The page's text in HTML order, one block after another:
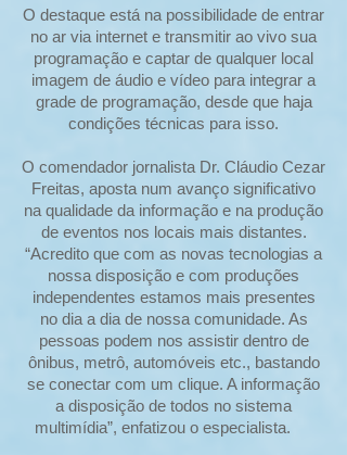
O destaque está na possibilidade de entrar
no ar via internet e transmitir ao vivo sua
programação e captar de qualquer local
imagem de áudio e vídeo para integrar a
grade de programação, desde que haja
condições técnicas para isso.
O comendador jornalista Dr. Cláudio Cezar
Freitas, aposta num avanço significativo
na qualidade da informação e na produção
de eventos nos locais mais distantes.
“Acredito que com as novas tecnologias a
nossa disposição e com produções
independentes estamos mais presentes
no dia a dia de nossa comunidade. As
pessoas podem nos assistir dentro de
ônibus, metrô, automóveis etc., bastando
se conectar com um clique. A informação
a disposição de todos no sistema
multimídia”, enfatizou o especialista.